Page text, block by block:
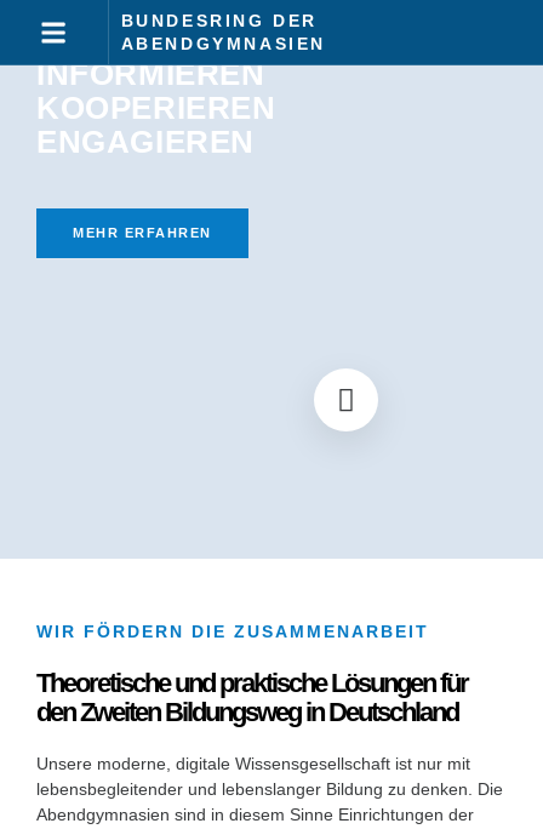
BUNDESRING DER
ABENDGYMNASIEN
INFORMIEREN
KOOPERIEREN
ENGAGIEREN
MEHR ERFAHREN
WIR FÖRDERN DIE ZUSAMMENARBEIT
Theoretische und praktische Lösungen für
den Zweiten Bildungsweg in Deutschland
Unsere moderne, digitale Wissensgesellschaft ist nur mit
lebensbegleitender und lebenslanger Bildung zu denken. Die
Abendgymnasien sind in diesem Sinne Einrichtungen der